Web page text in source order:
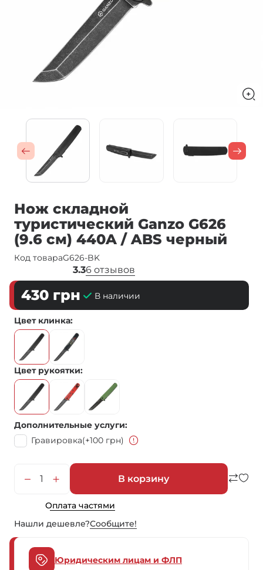
Нож складной
туристический Ganzo G626
(9.6 см) 440A / ABS черный
Код товараG626-BK
3.36 отзывов
430 грн В наличии
Цвет клинка
Цвет рукоятки
Дополнительные услуги
Гравировка(+100 грн)
В корзину
Оплата частями
Нашли дешевле?Сообщите!
Юридическим лицам и ФЛП